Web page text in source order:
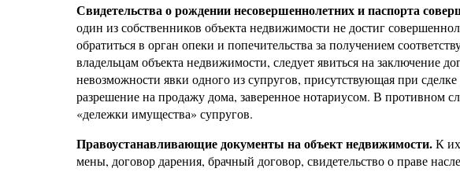
Свидетельства о рождении несовершеннолетних и паспорта
один из собственников объекта недвижимости не достиг
обратиться в орган опеки и попечительства за получением
владельцам объекта недвижимости, следует явиться на заключение
невозможности явки одного из супругов, присутствующая при
разрешение на продажу дома, заверенное нотариусом. В противном
«дележки имущества» супругов.
Правоустанавливающие документы на объект недвижимости.К
мены, договор дарения, брачный договор, свидетельство о праве